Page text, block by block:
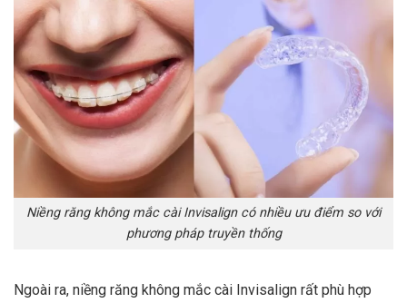
Niềng răng không mắc cài Invisalign có nhiều ưu điểm so với
phương pháp truyền thống
Ngoài ra, niềng răng không mắc cài Invisalign rất phù hợp